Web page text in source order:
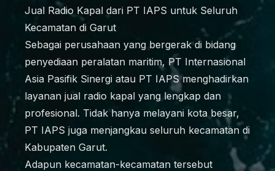
Jual Radio Kapal dari PT IAPS untuk Seluruh
Kecamatan di Garut
Sebagai perusahaan yang bergerak di bidang
penyediaan peralatan maritim, PT Internasional
Asia Pasifik Sinergi atau PT IAPS menghadirkan
layanan jual radio kapal yang lengkap dan
profesional. Tidak hanya melayani kota besar,
PT IAPS juga menjangkau seluruh kecamatan di
Kabupaten Garut.
Adapun kecamatan-kecamatan tersebut